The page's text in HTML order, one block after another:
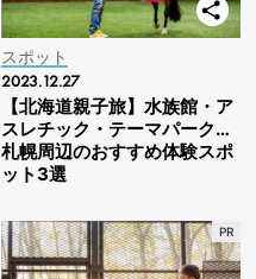
スポット
2023.12.27
【北海道親子旅】水族館・ア
スレチック・テーマパーク…
札幌周辺のおすすめ体験スポ
ット3選